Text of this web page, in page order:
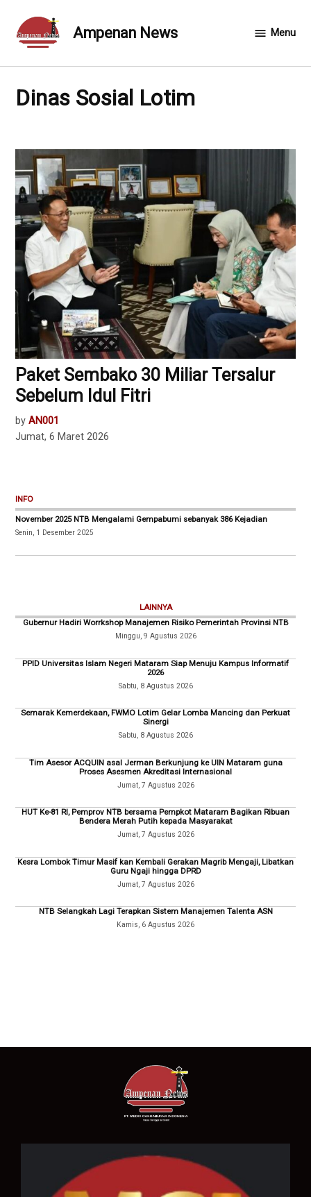
content
Ampenan News Menu
Dinas Sosial Lotim
Paket Sembako 30 Miliar Tersalur
Sebelum Idul Fitri
by AN001
Jumat, 6 Maret 2026
INFO
November 2025 NTB Mengalami Gempabumi sebanyak 386 Kejadian
Senin, 1 Desember 2025
LAINNYA
Gubernur Hadiri Worrkshop Manajemen Risiko Pemerintah Provinsi NTB
Minggu, 9 Agustus 2026
PPID Universitas Islam Negeri Mataram Siap Menuju Kampus Informatif
2026
Sabtu, 8 Agustus 2026
Semarak Kemerdekaan, FWMO Lotim Gelar Lomba Mancing dan Perkuat
Sinergi
Sabtu, 8 Agustus 2026
Tim Asesor ACQUIN asal Jerman Berkunjung ke UIN Mataram guna
Proses Asesmen Akreditasi Internasional
Jumat, 7 Agustus 2026
HUT Ke-81 RI, Pemprov NTB bersama Pempkot Mataram Bagikan Ribuan
Bendera Merah Putih kepada Masyarakat
Jumat, 7 Agustus 2026
Kesra Lombok Timur Masif kan Kembali Gerakan Magrib Mengaji, Libatkan
Guru Ngaji hingga DPRD
Jumat, 7 Agustus 2026
NTB Selangkah Lagi Terapkan Sistem Manajemen Talenta ASN
Kamis, 6 Agustus 2026